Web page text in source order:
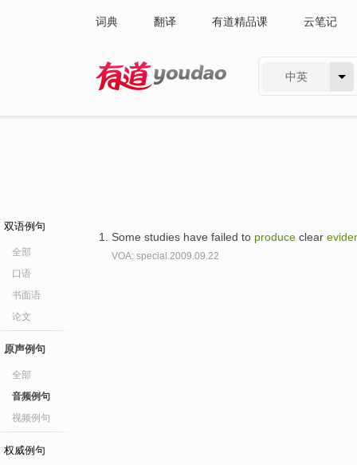
词典 翻译 有道精品课 云笔记
中英
双语例句
全部
口语
书面语
论文
原声例句
全部
音频例句
视频例句
权威例句
Some studies have failed to produce clear
VOA: special.2009.09.22